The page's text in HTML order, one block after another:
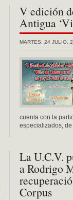
V edición
Antigua
MARTES, 24 JULIO,
cuenta con la
especializados,
La U.C.V.
a Rodrigo
Corpus